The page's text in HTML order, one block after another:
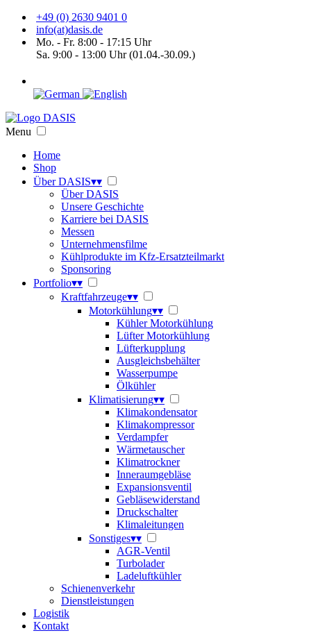
+49 (0) 2630 9401 0
info(at)dasis.de
Mo. - Fr. 8:00 - 17:15 Uhr
Sa. 9:00 - 13:00 Uhr (01.04.-30.09.)
Menu
Home
Shop
Über DASIS▾▾
Über DASIS
Unsere Geschichte
Karriere bei DASIS
Messen
Unternehmensfilme
Kühlprodukte im Kfz-Ersatzteilmarkt
Sponsoring
Portfolio▾▾
Kraftfahrzeuge▾▾
Motorkühlung▾▾
Kühler Motorkühlung
Lüfter Motorkühlung
Lüfterkupplung
Ausgleichsbehälter
Wasserpumpe
Ölkühler
Klimatisierung▾▾
Klimakondensator
Klimakompressor
Verdampfer
Wärmetauscher
Klimatrockner
Inneraumgebläse
Expansionsventil
Gebläsewiderstand
Druckschalter
Klimaleitungen
Sonstiges▾▾
AGR-Ventil
Turbolader
Ladeluftkühler
Schienenverkehr
Dienstleistungen
Logistik
Kontakt